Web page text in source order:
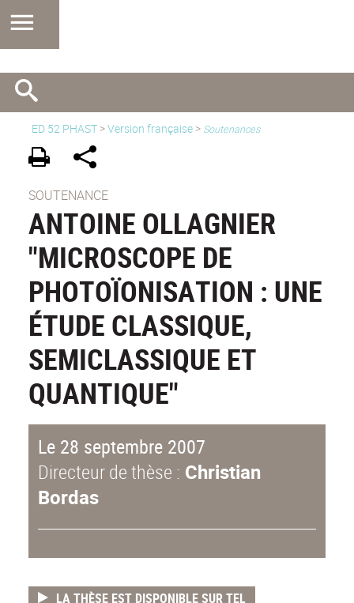
ED 52 PHAST >Version française > Soutenances
SOUTENANCE
ANTOINE OLLAGNIER
"MICROSCOPE DE
PHOTOÏONISATION : UNE
ÉTUDE CLASSIQUE,
SEMICLASSIQUE ET
QUANTIQUE"
Le 28 septembre 2007
Directeur de thèse : Christian
Bordas
LA THÈSE EST DISPONIBLE SUR TEL